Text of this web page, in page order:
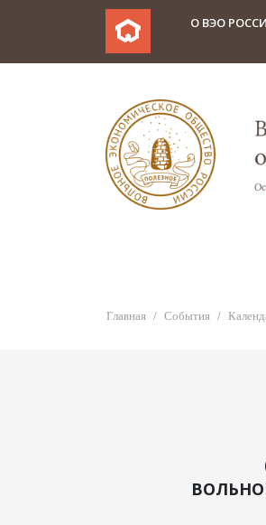
О ВЭО
Главная События